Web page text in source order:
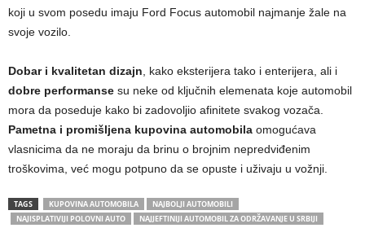
koji u svom posedu imaju Ford Focus automobil najmanje žale na
svoje vozilo.
Dobar i kvalitetan dizajn , kako eksterijera tako i enterijera, ali i
dobre performanse su neke od ključnih elemenata koje automobil
mora da poseduje kako bi zadovoljio afinitete svakog vozača.
Pametna i promišljena kupovina automobila omogućava
vlasnicima da ne moraju da brinu o brojnim nepredviđenim
troškovima, već mogu potpuno da se opuste i uživaju u vožnji.
TAGS KUPOVINA AUTOMOBILA
NAJBOLJI AUTOMOBILI
NAJISPLATIVIJI POLOVNI AUTO
NAJJEFTINIJI AUTOMOBIL ZA ODRŽAVANJE U SRBIJI